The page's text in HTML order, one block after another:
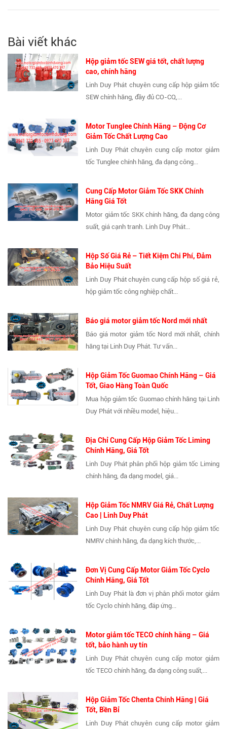
Bài viết khác
Hộp giảm tốc SEW giá tốt, chất lượng
cao, chính hãng
Linh Duy Phát chuyên cung cấp hộp giảm tốc
SEW chính hãng, đầy đủ CO-CQ,...
Motor Tunglee Chính Hãng – Động Cơ
Giảm Tốc Chất Lượng Cao
Linh Duy Phát chuyên cung cấp motor giảm
tốc Tunglee chính hãng, đa dạng công...
Cung Cấp Motor Giảm Tốc SKK Chính
Hãng Giá Tốt
Motor giảm tốc SKK chính hãng, đa dạng công
suất, giá cạnh tranh. Linh Duy Phát...
Hộp Số Giá Rẻ – Tiết Kiệm Chi Phí, Đảm
Bảo Hiệu Suất
Linh Duy Phát chuyên cung cấp hộp số giá rẻ,
hộp giảm tốc công nghiệp chất...
Báo giá motor giảm tốc Nord mới nhất
Báo giá motor giảm tốc Nord mới nhất, chính
hãng tại Linh Duy Phát. Tư vấn...
Hộp Giảm Tốc Guomao Chính Hãng – Giá
Tốt, Giao Hàng Toàn Quốc
Mua hộp giảm tốc Guomao chính hãng tại Linh
Duy Phát với nhiều model, hiệu...
Địa Chỉ Cung Cấp Hộp Giảm Tốc Liming
Chính Hãng, Giá Tốt
Linh Duy Phát phân phối hộp giảm tốc Liming
chính hãng, đa dạng model, giá...
Hộp Giảm Tốc NMRV Giá Rẻ, Chất Lượng
Cao | Linh Duy Phát
Linh Duy Phát chuyên cung cấp hộp giảm tốc
NMRV chính hãng, đa dạng kích thước,...
Đơn Vị Cung Cấp Motor Giảm Tốc Cyclo
Chính Hãng, Giá Tốt
Linh Duy Phát là đơn vị phân phối motor giảm
tốc Cyclo chính hãng, đáp ứng...
Motor giảm tốc TECO chính hãng – Giá
tốt, bảo hành uy tín
Linh Duy Phát chuyên cung cấp motor giảm
tốc TECO chính hãng, đa dạng công suất,...
Hộp Giảm Tốc Chenta Chính Hãng | Giá
Tốt, Bền Bỉ
Linh Duy Phát chuyên cung cấp motor giảm